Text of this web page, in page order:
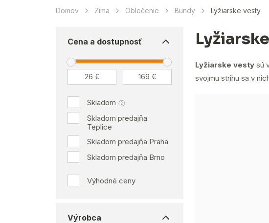
Domov Zima Oblečenie Bundy Lyžiarske vesty
Cena a dostupnosť
Skladom
Skladom predajňa
Teplice
Skladom predajňa Praha
Skladom predajňa Brno
Výhodné ceny
Výrobca
Lyžiarske vesty sú
svojmu strihu sa v